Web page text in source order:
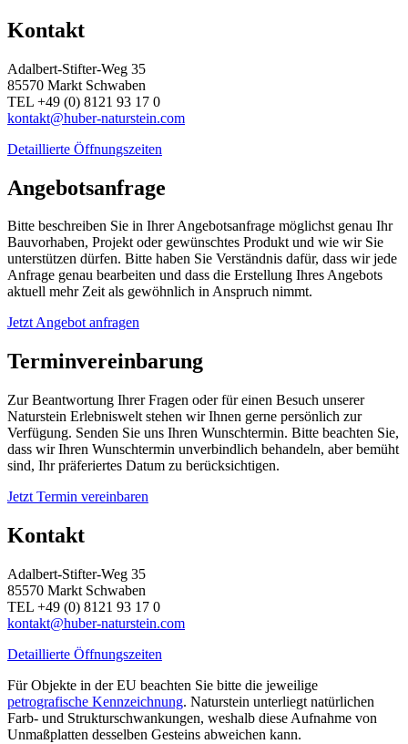
Kontakt
Adalbert-Stifter-Weg 35
85570 Markt Schwaben
TEL +49 (0) 8121 93 17 0
kontakt@huber-naturstein.com
Detaillierte Öffnungszeiten
Angebotsanfrage
Bitte beschreiben Sie in Ihrer Angebotsanfrage möglichst genau Ihr
Bauvorhaben, Projekt oder gewünschtes Produkt und wie wir Sie
unterstützen dürfen. Bitte haben Sie Verständnis dafür, dass wir jede
Anfrage genau bearbeiten und dass die Erstellung Ihres Angebots
aktuell mehr Zeit als gewöhnlich in Anspruch nimmt.
Jetzt Angebot anfragen
Terminvereinbarung
Zur Beantwortung Ihrer Fragen oder für einen Besuch unserer
Naturstein Erlebniswelt stehen wir Ihnen gerne persönlich zur
Verfügung. Senden Sie uns Ihren Wunschtermin. Bitte beachten Sie,
dass wir Ihren Wunschtermin unverbindlich behandeln, aber bemüht
sind, Ihr präferiertes Datum zu berücksichtigen.
Jetzt Termin vereinbaren
Kontakt
Adalbert-Stifter-Weg 35
85570 Markt Schwaben
TEL +49 (0) 8121 93 17 0
kontakt@huber-naturstein.com
Detaillierte Öffnungszeiten
Für Objekte in der EU beachten Sie bitte die jeweilige
petrografische Kennzeichnung. Naturstein unterliegt natürlichen
Farb- und Strukturschwankungen, weshalb diese Aufnahme von
Unmaßplatten desselben Gesteins abweichen kann.